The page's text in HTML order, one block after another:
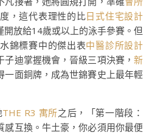
，這代表理性的比日式住宅設計
放給14歲或以上的泳手參賽。但
錦標賽中的傑出表中醫診所設計
迪掌握機會，晉級三項決賽， 新
一面銅牌，成為世錦賽史上最年輕
THE R3 寓所之后，「第一階段：
感互換。牛土豪，你必須用你最便